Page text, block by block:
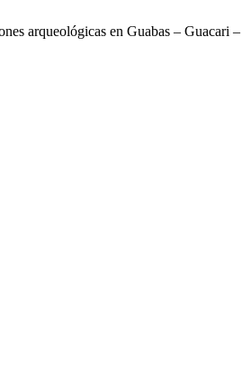
arqueológicas en Guabas – Guacari